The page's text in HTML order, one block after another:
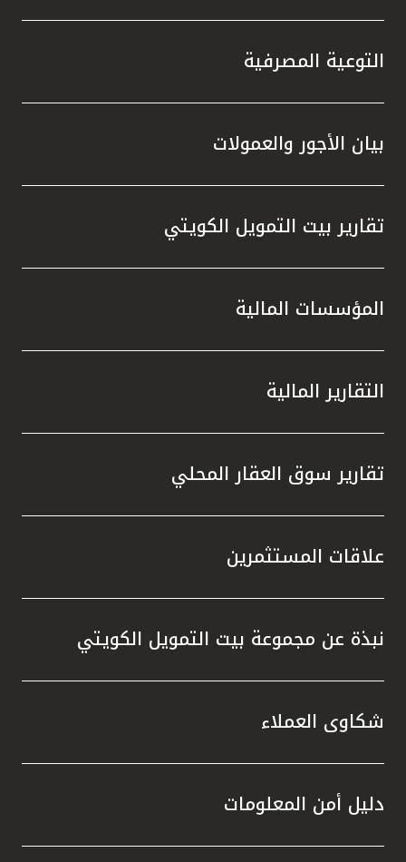
التوعية المصرفية
بيان الأجور والعمولات
تقارير بيت التمويل الكويتي
المؤسسات المالية
التقارير المالية
تقارير سوق العقار المحلي
علاقات المستثمرين
نبذة عن مجموعة بيت التمويل الكويتي
شكاوى العملاء
دليل أمن المعلومات